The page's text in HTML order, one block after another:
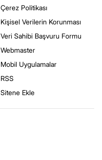
Çerez Politikası
Kişisel Verilerin Korunması
Veri Sahibi Başvuru Formu
Webmaster
Mobil Uygulamalar
RSS
Sitene Ekle